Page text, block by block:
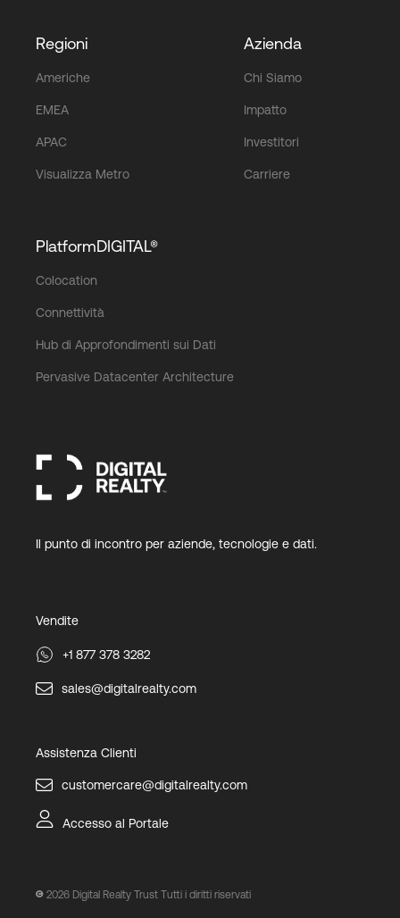
Regioni
Americhe
EMEA
APAC
Visualizza Metro
Azienda
Chi Siamo
Impatto
Investitori
Carriere
PlatformDIGITAL®
Colocation
Connettività
Hub di Approfondimenti sui Dati
Pervasive Datacenter Architecture
Il punto di incontro per aziende, tecnologie e dati.
Vendite
+1 877 378 3282
sales@digitalrealty.com
Assistenza Clienti
customercare@digitalrealty.com
Accesso al Portale
2026 Digital Realty Trust Tutti i diritti riservati